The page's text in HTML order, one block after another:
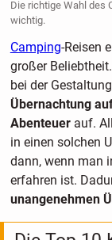
Die richtige Wahl des
wichtig.
Camping-Reisen
großer
bei der
Übernachtung
Abenteuerauf.
in einen solchen
dann, wenn man
erfahren ist.
unangenehmen